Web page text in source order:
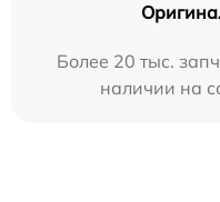
Более 20 тыс.
наличии на